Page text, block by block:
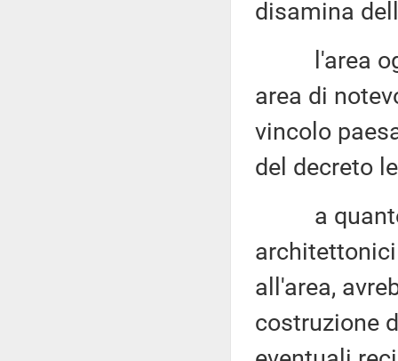
disamina
l'area
area di
vincolo
del decreto
a quanto
all'area,
costruzione